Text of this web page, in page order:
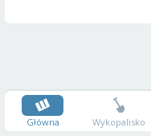
Główna Wykopalisko